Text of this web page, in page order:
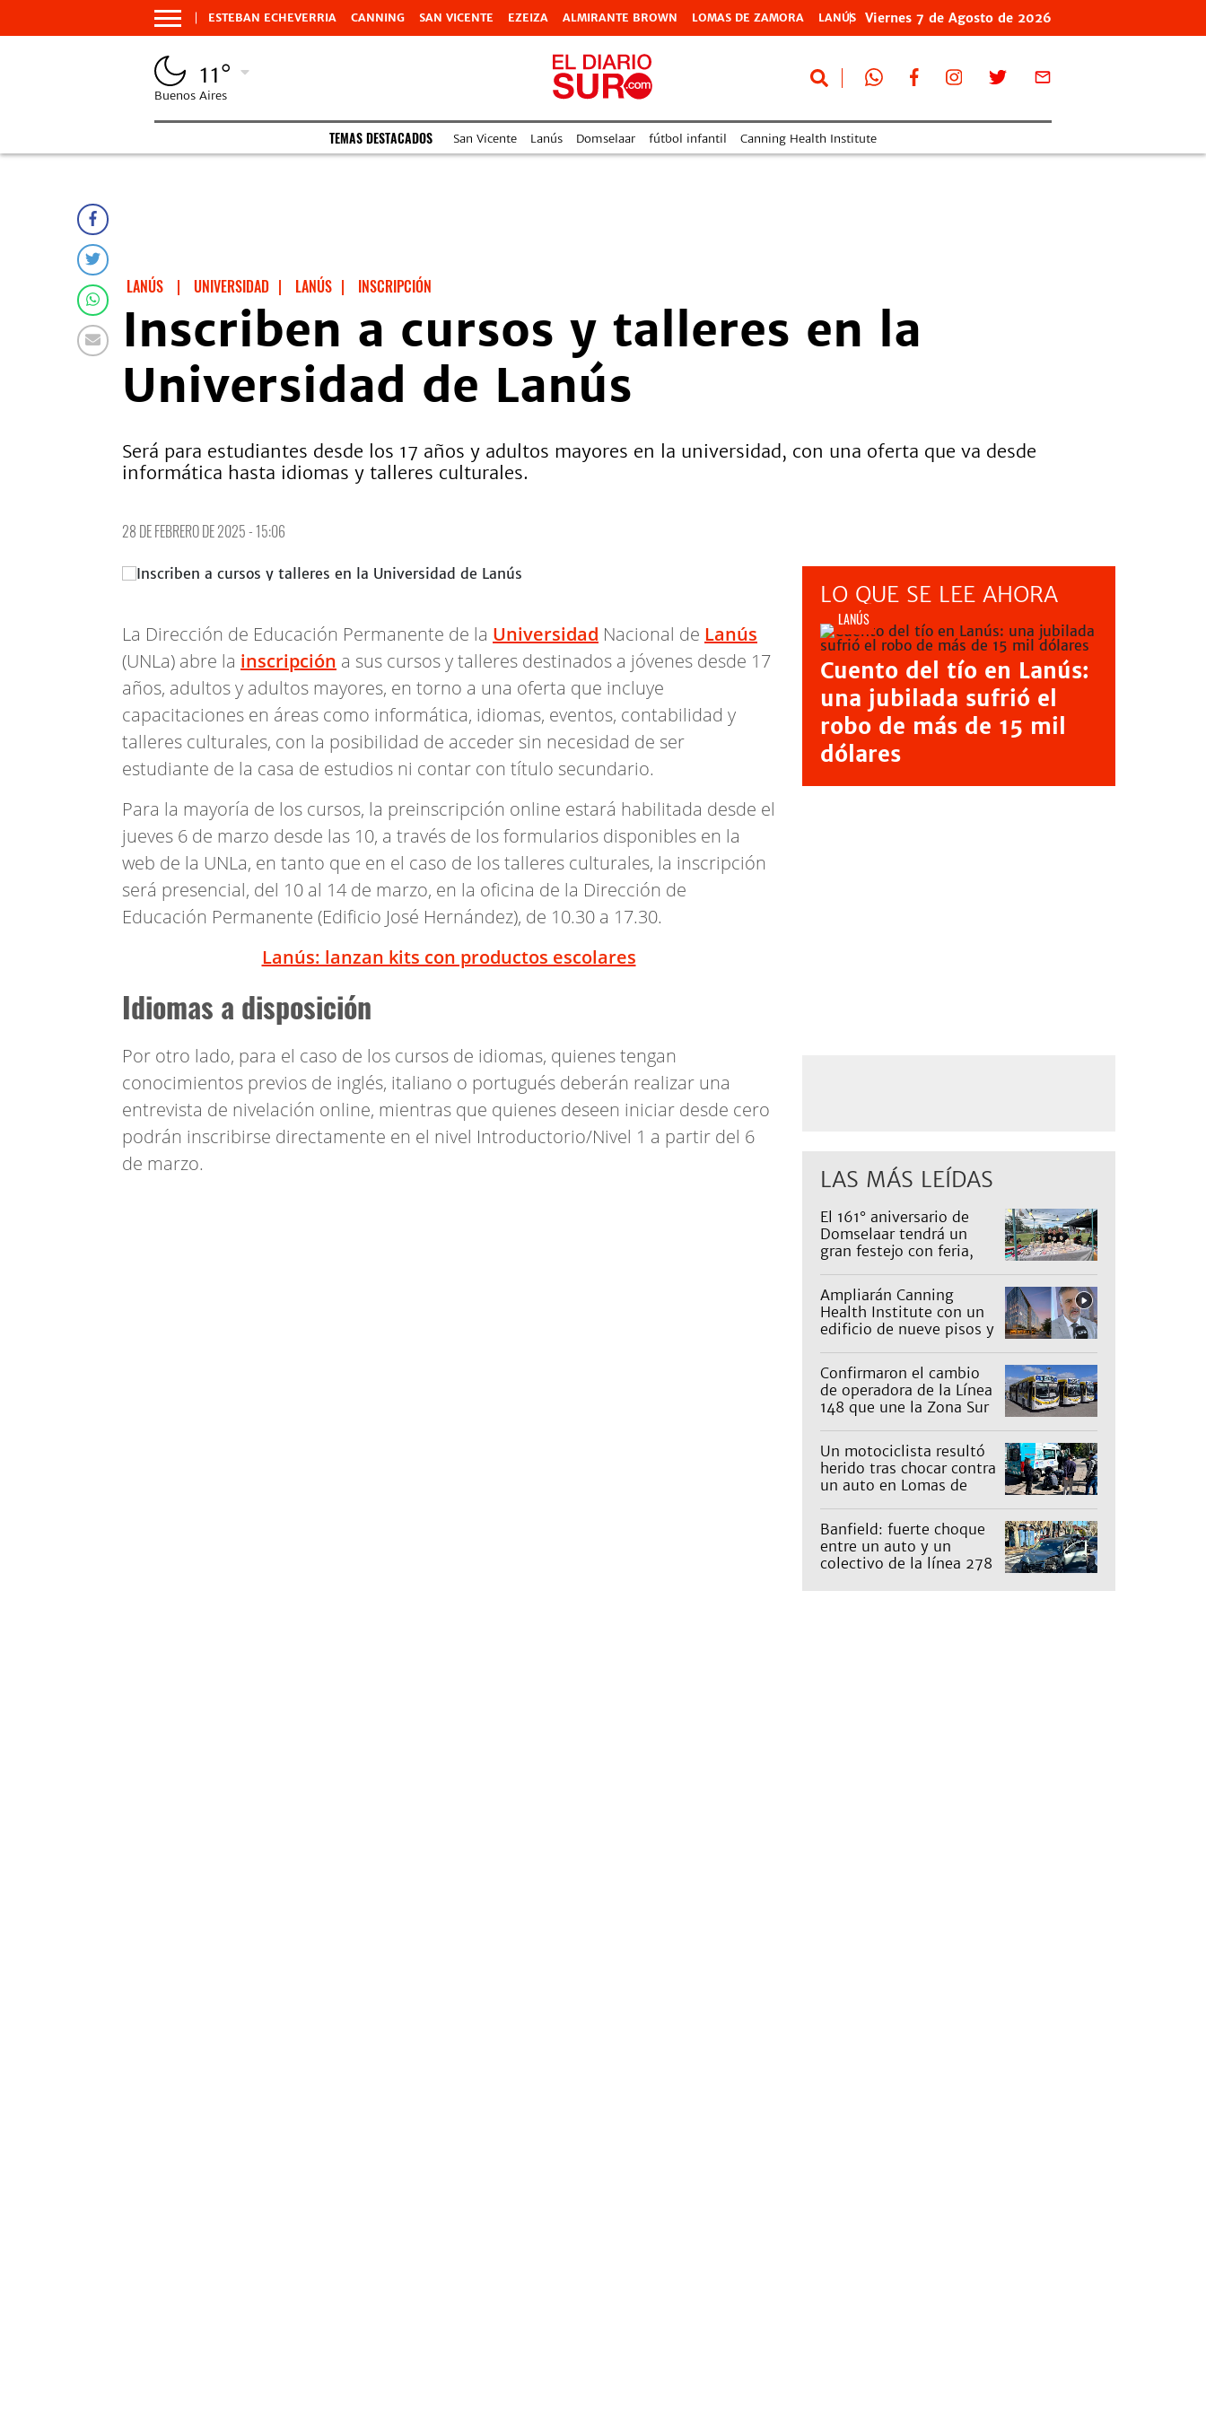
ESTEBAN ECHEVERRIA CANNING SAN VICENTE EZEIZA ALMIRANTE BROWN LOMAS DE ZAMORA LANÚS Viernes 7 de Agosto de 2026
11°
Buenos Aires
TEMAS DESTACADOS San Vicente Lanús Domselaar fútbol infantil Canning Health Institute
LANÚS | UNIVERSIDAD | LANÚS | INSCRIPCIÓN
Inscriben a cursos y talleres en la
Universidad de Lanús
Será para estudiantes desde los 17 años y adultos mayores en la universidad, con una oferta que va desde
informática hasta idiomas y talleres culturales.
28 DE FEBRERO DE 2025 - 15:06
La Dirección de Educación Permanente de la Universidad Nacional de Lanús
(UNLa) abre la inscripción a sus cursos y talleres destinados a jóvenes desde 17
años, adultos y adultos mayores, en torno a una oferta que incluye
capacitaciones en áreas como informática, idiomas, eventos, contabilidad y
talleres culturales, con la posibilidad de acceder sin necesidad de ser
estudiante de la casa de estudios ni contar con título secundario.
Para la mayoría de los cursos, la preinscripción online estará habilitada desde el
jueves 6 de marzo desde las 10, a través de los formularios disponibles en la
web de la UNLa, en tanto que en el caso de los talleres culturales, la inscripción
será presencial, del 10 al 14 de marzo, en la oficina de la Dirección de
Educación Permanente (Edificio José Hernández), de 10.30 a 17.30.
Lanús: lanzan kits con productos escolares
Idiomas a disposición
Por otro lado, para el caso de los cursos de idiomas, quienes tengan
conocimientos previos de inglés, italiano o portugués deberán realizar una
entrevista de nivelación online, mientras que quienes deseen iniciar desde cero
podrán inscribirse directamente en el nivel Introductorio/Nivel 1 a partir del 6
de marzo.
LO QUE SE LEE AHORA
LANÚS
Cuento del tío en Lanús:
una jubilada sufrió el
robo de más de 15 mil
dólares
LAS MÁS LEÍDAS
El 161° aniversario de
Domselaar tendrá un
gran festejo con feria,
propuestas para niños
Ampliarán Canning
Health Institute con un
edificio de nueve pisos y
millones
Confirmaron el cambio
de operadora de la Línea
148 que une la Zona Sur
los recorridos
Un motociclista resultó
herido tras chocar contra
un auto en Lomas de
Banfield: fuerte choque
entre un auto y un
colectivo de la línea 278